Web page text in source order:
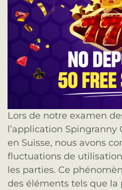
Lors de notre examen
l’application Spingranny
en Suisse, nous avons
fluctuations de
les parties. Ce
des éléments tels que la